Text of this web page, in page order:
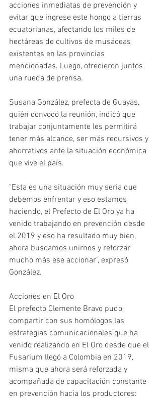
acciones inmediatas de prevención y
evitar que ingrese este hongo a tierras
ecuatorianas, afectando los miles de
hectáreas de cultivos de musáceas
existentes en las provincias
mencionadas. Luego, ofrecieron juntos
una rueda de prensa.
Susana González, prefecta de Guayas,
quién convocó la reunión, indicó que
trabajar conjuntamente les permitirá
tener más alcance, ser más recursivos y
ahorrativos ante la situación económica
que vive el país.
"Esta es una situación muy seria que
debemos enfrentar y eso estamos
haciendo, el Prefecto de El Oro ya ha
venido trabajando en prevención desde
el 2019 y eso ha resultado muy bien,
ahora buscamos unirnos y reforzar
mucho más ese accionar", expresó
González.
Acciones en El Oro
El prefecto Clemente Bravo pudo
compartir con sus homólogos las
estrategias comunicacionales que ha
venido realizando en El Oro desde que el
Fusarium llegó a Colombia en 2019,
misma que ahora será reforzada y
acompañada de capacitación constante
en prevención hacia los productores: